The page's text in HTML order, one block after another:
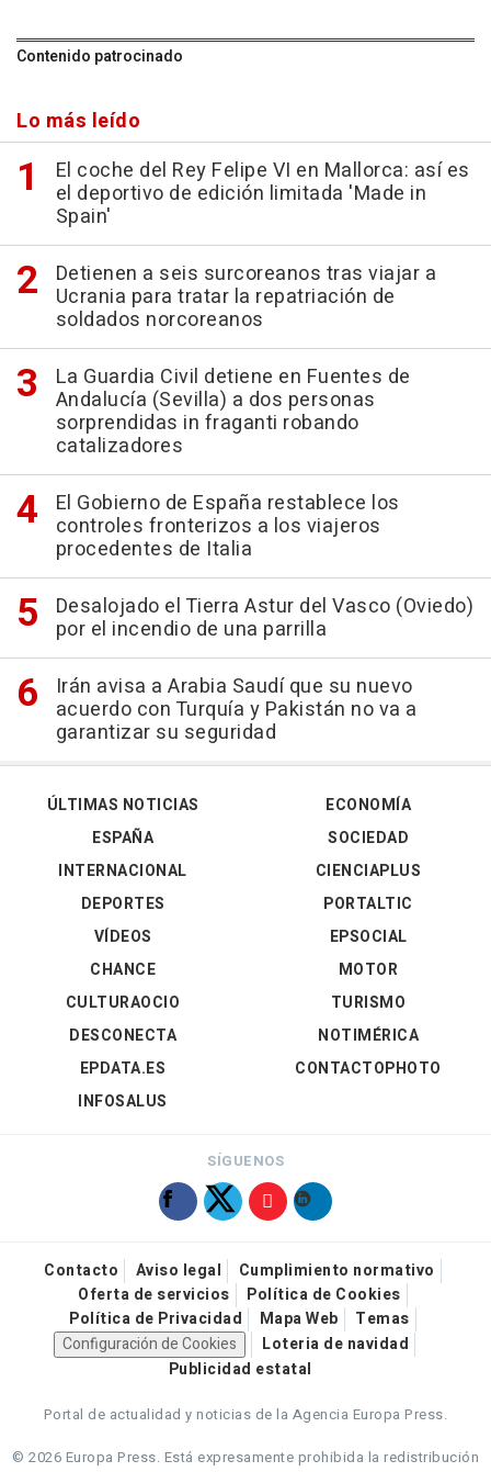
Contenido patrocinado
Lo más leído
El coche del Rey Felipe VI en Mallorca: así es
el deportivo de edición limitada 'Made in
Spain'
Detienen a seis surcoreanos tras viajar a
Ucrania para tratar la repatriación de
soldados norcoreanos
La Guardia Civil detiene en Fuentes de
Andalucía (Sevilla) a dos personas
sorprendidas in fraganti robando
catalizadores
El Gobierno de España restablece los
controles fronterizos a los viajeros
procedentes de Italia
Desalojado el Tierra Astur del Vasco (Oviedo)
por el incendio de una parrilla
Irán avisa a Arabia Saudí que su nuevo
acuerdo con Turquía y Pakistán no va a
garantizar su seguridad
ÚLTIMAS NOTICIAS
ESPAÑA
INTERNACIONAL
DEPORTES
VÍDEOS
ECONOMÍA
SOCIEDAD
CIENCIAPLUS
PORTALTIC
EPSOCIAL
CHANCE
CULTURAOCIO
DESCONECTA
EPDATA.ES
INFOSALUS
MOTOR
TURISMO
NOTIMÉRICA
CONTACTOPHOTO
SÍGUENOS
Contacto Aviso legal
Cumplimiento normativo
Oferta de servicios
Política de Cookies
Política de Privacidad
Mapa Web
Temas
Configuración de Cookies
Loteria de navidad
Publicidad estatal
Portal de actualidad y noticias de la Agencia Europa Press.
© 2026 Europa Press. Está expresamente prohibida la redistribución